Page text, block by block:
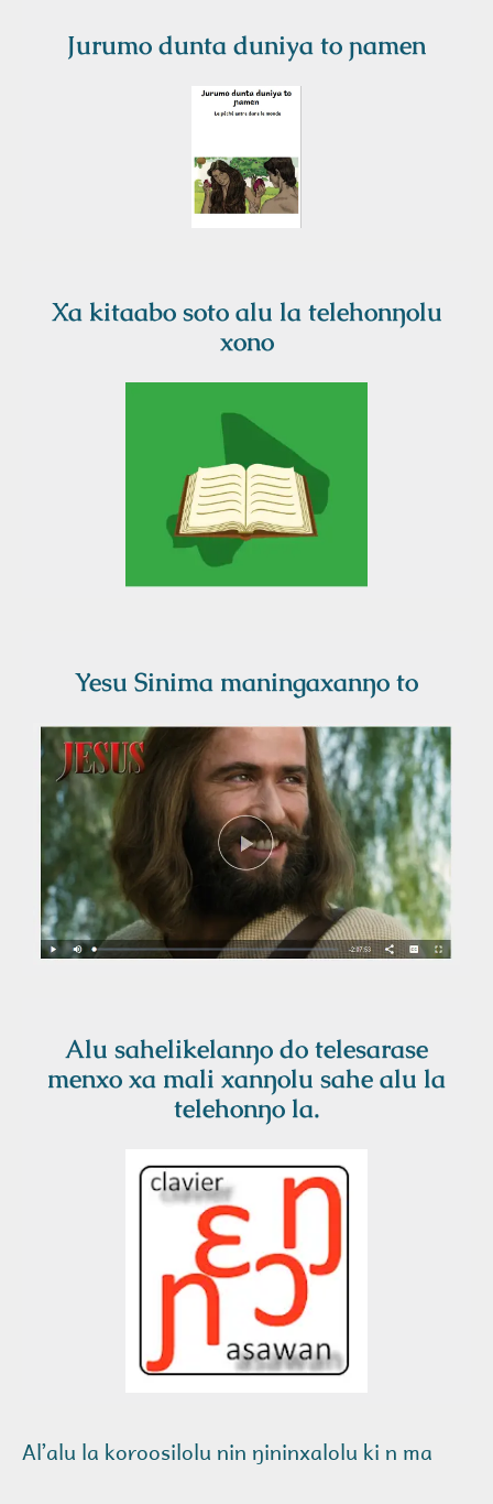
Jurumo dunta duniya to ɲamen
Xa kitaabo soto alu la telehonŋolu
xono
Yesu Sinima maningaxanŋo to
Alu sahelikelanŋo do telesarase
menxo xa mali xanŋolu sahe alu la
telehonŋo la.
Alʼalu la koroosilolu nin ŋininxalolu ki n ma